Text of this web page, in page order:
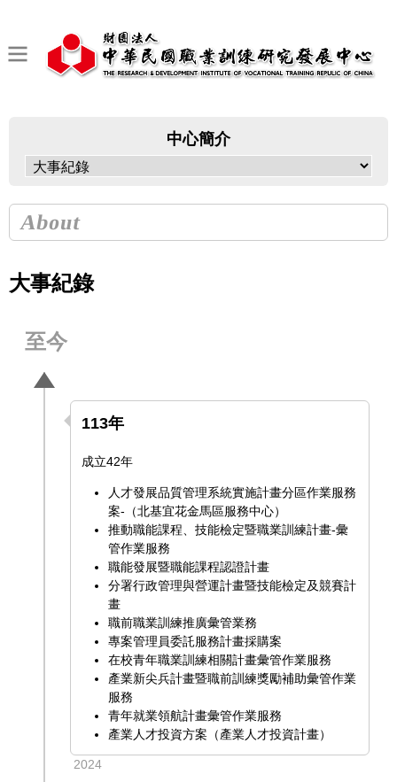
中心簡介
About
大事紀錄
至今
113年
成立42年
人才發展品質管理系統實施計畫分區作業服務
案-（北基宜花金馬區服務中心）
推動職能課程、技能檢定暨職業訓練計畫-彙
管作業服務
職能發展暨職能課程認證計畫
分署行政管理與營運計畫暨技能檢定及競賽計
畫
職前職業訓練推廣彙管業務
專案管理員委託服務計畫採購案
在校青年職業訓練相關計畫彙管作業服務
產業新尖兵計畫暨職前訓練獎勵補助彙管作業
服務
青年就業領航計畫彙管作業服務
產業人才投資方案（產業人才投資計畫）
2024